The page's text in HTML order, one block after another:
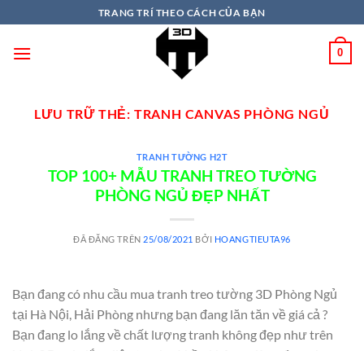
TRANG TRÍ THEO CÁCH CỦA BẠN
0
LƯU TRỮ THẺ: TRANH CANVAS PHÒNG NGỦ
TRANH TƯỜNG H2T
TOP 100+ MẪU TRANH TREO TƯỜNG
PHÒNG NGỦ ĐẸP NHẤT
ĐÃ ĐĂNG TRÊN 25/08/2021 BỞI HOANGTIEUTA96
Bạn đang có nhu cầu mua tranh treo tường 3D Phòng Ngủ
tại Hà Nội, Hải Phòng nhưng bạn đang lăn tăn về giá cả ?
Bạn đang lo lắng về chất lượng tranh không đẹp như trên